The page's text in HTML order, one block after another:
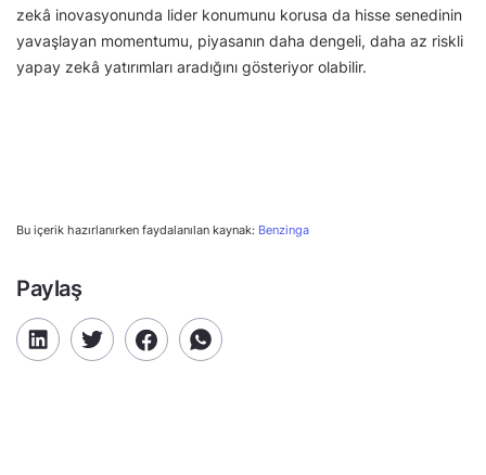
zekâ inovasyonunda lider konumunu korusa da hisse senedinin
yavaşlayan momentumu, piyasanın daha dengeli, daha az riskli
yapay zekâ yatırımları aradığını gösteriyor olabilir.
Bu içerik hazırlanırken faydalanılan kaynak: Benzinga
Paylaş